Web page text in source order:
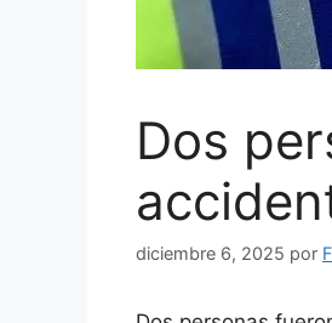
Dos
diciembre 6, 2025 por